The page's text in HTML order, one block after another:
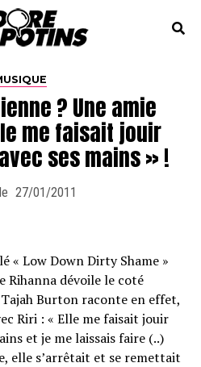
? Une amie
me faisait jouir
ses mains » !
27/01/2011
« Low Down Dirty Shame »
Rihanna dévoile le coté
Burton raconte en effet,
Riri : « Elle me faisait jouir
et je me laissais faire (..)
elle s’arrêtait et se remettait